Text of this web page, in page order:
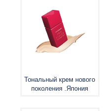
Тональный крем нового
поколения .Япония